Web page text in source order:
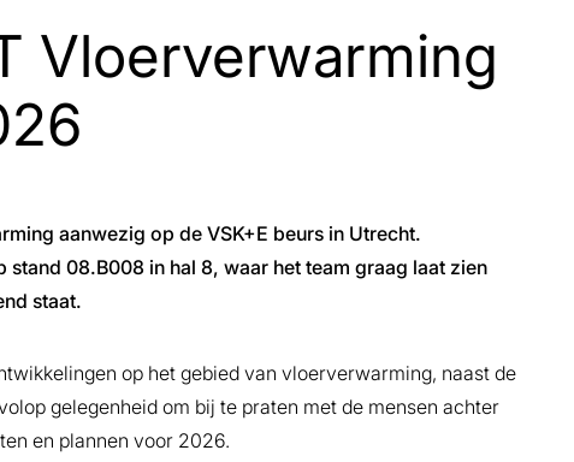
Vloerverwarming
aanwezig op de VSK+E beurs in Utrecht.
08.B008 in hal 8, waar het team graag laat zien
staat.
op het gebied van vloerverwarming, naast de
gelegenheid om bij te praten met de mensen achter
en plannen voor 2026.